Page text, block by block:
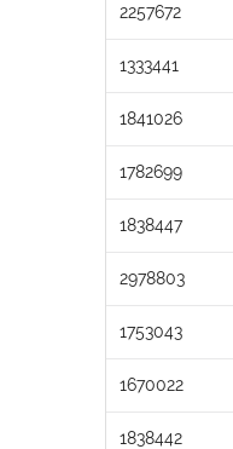
2257672
1333441
1841026
1782699
1838447
2978803
1753043
1670022
1838442